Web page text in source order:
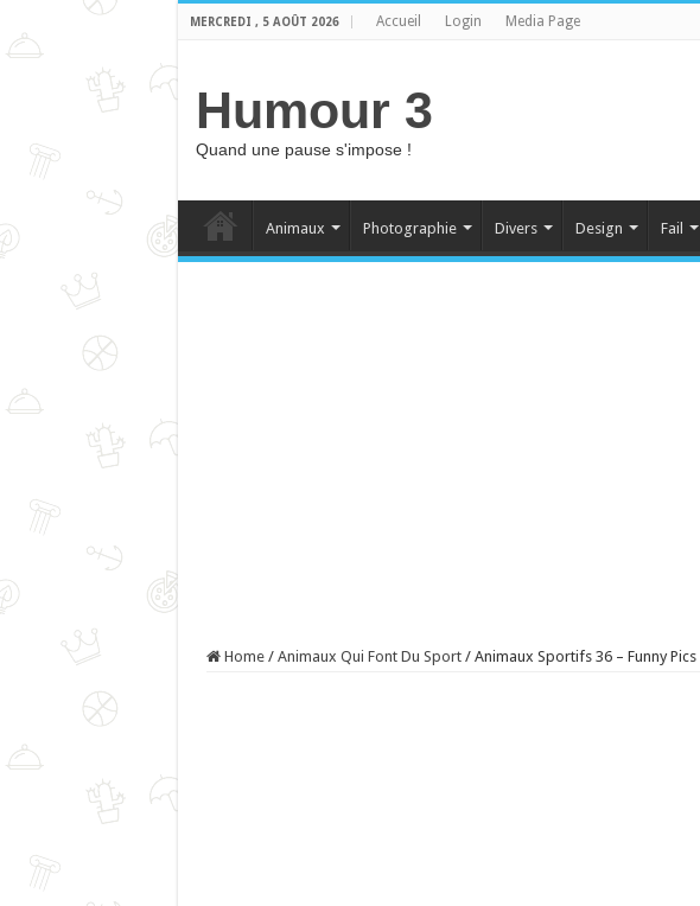
MERCREDI , 5 AOÛT 2026 Accueil Login Media Page
Humour 3
Quand une pause s'impose !
Animaux Photographie Divers Design Fail
Home / Animaux Qui Font Du Sport / Animaux Sportifs 36 – Funny Pics